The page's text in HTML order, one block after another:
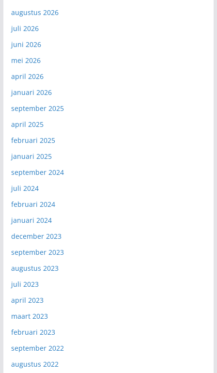
augustus 2026
juli 2026
juni 2026
mei 2026
april 2026
januari 2026
september 2025
april 2025
februari 2025
januari 2025
september 2024
juli 2024
februari 2024
januari 2024
december 2023
september 2023
augustus 2023
juli 2023
april 2023
maart 2023
februari 2023
september 2022
augustus 2022